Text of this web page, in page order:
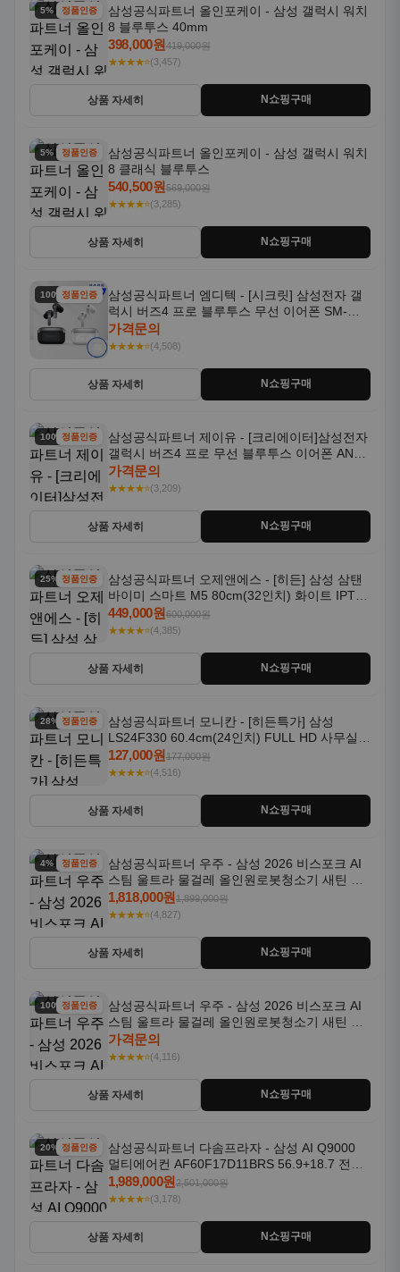
5% 할인정품인증
삼성공식파트너 올인포케이 - 삼성 갤럭시 워치
8 블루투스 40mm
398,000원419,000원
★★★★⭐(3,457)
상품 자세히 N쇼핑구매
5% 할인정품인증
삼성공식파트너 올인포케이 - 삼성 갤럭시 워치
8 클래식 블루투스
540,500원569,000원
★★★★⭐(3,285)
상품 자세히 N쇼핑구매
100% 할인
정품인증
삼성공식파트너 엠디텍 - [시크릿] 삼성전자 갤
럭시 버즈4 프로 블루투스 무선 이어폰 SM-
R640N
가격문의
★★★★⭐(4,508)
상품 자세히 N쇼핑구매
100% 할인
정품인증
삼성공식파트너 제이유 - [크리에이터]삼성전자
갤럭시 버즈4 프로 무선 블루투스 이어폰 ANC
SM-R640N
가격문의
★★★★⭐(3,209)
상품 자세히 N쇼핑구매
25% 할인정품인증
삼성공식파트너 오제앤에스 - [히든] 삼성 삼탠
바이미 스마트 M5 80cm(32인치) 화이트 IPTV
OTT 패키지
449,000원600,000원
★★★★⭐(4,385)
상품 자세히 N쇼핑구매
28% 할인정품인증
삼성공식파트너 모니칸 - [히든특가] 삼성
LS24F330 60.4cm(24인치) FULL HD 사무실/
컴퓨터 모니터
127,000원177,000원
★★★★⭐(4,516)
상품 자세히 N쇼핑구매
4% 할인정품인증
삼성공식파트너 우주 - 삼성 2026 비스포크 AI
스팀 울트라 물걸레 올인원로봇청소기 새틴 그
레이지 AAG
1,818,000원1,899,000원
★★★★⭐(4,827)
상품 자세히 N쇼핑구매
100% 할인
정품인증
삼성공식파트너 우주 - 삼성 2026 비스포크 AI
스팀 울트라 물걸레 올인원로봇청소기 새틴 차
콜 AAH
가격문의
★★★★⭐(4,116)
상품 자세히 N쇼핑구매
20% 할인정품인증
삼성공식파트너 다솜프라자 - 삼성 AI Q9000
멀티에어컨 AF60F17D11BRS 56.9+18.7 전국
기본설치포함
1,989,000원2,501,000원
★★★★⭐(3,178)
상품 자세히 N쇼핑구매